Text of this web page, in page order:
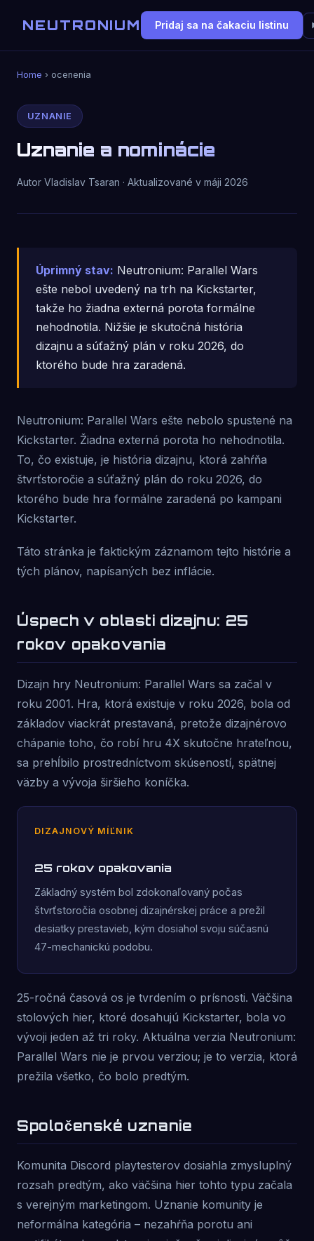
NEUTRONIUM Pridaj sa na čakaciu listinu
Home › ocenenia
UZNANIE
Uznanie a nominácie
Autor Vladislav Tsaran · Aktualizované v máji 2026
Úprimný stav: Neutronium: Parallel Wars
ešte nebol uvedený na trh na Kickstarter,
takže ho žiadna externá porota formálne
nehodnotila. Nižšie je skutočná história
dizajnu a súťažný plán v roku 2026, do
ktorého bude hra zaradená.
Neutronium: Parallel Wars ešte nebolo spustené na
Kickstarter. Žiadna externá porota ho nehodnotila.
To, čo existuje, je história dizajnu, ktorá zahŕňa
štvrťstoročie a súťažný plán do roku 2026, do
ktorého bude hra formálne zaradená po kampani
Kickstarter.
Táto stránka je faktickým záznamom tejto histórie a
tých plánov, napísaných bez inflácie.
Úspech v oblasti dizajnu: 25
rokov opakovania
Dizajn hry Neutronium: Parallel Wars sa začal v
roku 2001. Hra, ktorá existuje v roku 2026, bola od
základov viackrát prestavaná, pretože dizajnérovo
chápanie toho, čo robí hru 4X skutočne hrateľnou,
sa prehĺbilo prostredníctvom skúseností, spätnej
väzby a vývoja širšieho koníčka.
DIZAJNOVÝ MÍĽNIK
25 rokov opakovania
Základný systém bol zdokonaľovaný počas
štvrťstoročia osobnej dizajnérskej práce a prežil
desiatky prestavieb, kým dosiahol svoju súčasnú
47-mechanickú podobu.
25-ročná časová os je tvrdením o prísnosti. Väčšina
stolových hier, ktoré dosahujú Kickstarter, bola vo
vývoji jeden až tri roky. Aktuálna verzia Neutronium:
Parallel Wars nie je prvou verziou; je to verzia, ktorá
prežila všetko, čo bolo predtým.
Spoločenské uznanie
Komunita Discord playtesterov dosiahla zmysluplný
rozsah predtým, ako väčšina hier tohto typu začala
s verejným marketingom. Uznanie komunity je
neformálna kategória – nezahŕňa porotu ani